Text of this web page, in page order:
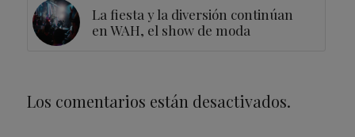
La fiesta y la diversión continúan
en WAH, el show de moda
Los comentarios están desactivados.